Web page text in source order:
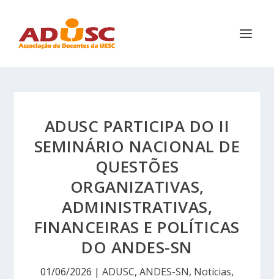
ADUSC PARTICIPA DO II
SEMINÁRIO NACIONAL DE
QUESTÕES
ORGANIZATIVAS,
ADMINISTRATIVAS,
FINANCEIRAS E POLÍTICAS
DO ANDES-SN
01/06/2026 | ADUSC, ANDES-SN, Notícias,